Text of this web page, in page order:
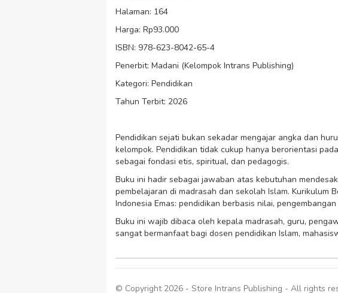
Halaman: 164
Harga: Rp93.000
ISBN: 978-623-8042-65-4
Penerbit: Madani (Kelompok Intrans Publishing)
Kategori: Pendidikan
Tahun Terbit: 2026
Pendidikan sejati bukan sekadar mengajar angka dan
kelompok. Pendidikan tidak cukup hanya berorientasi
sebagai fondasi etis, spiritual, dan pedagogis.
Buku ini hadir sebagai jawaban atas kebutuhan
pembelajaran di madrasah dan sekolah Islam. Kurikulum
Indonesia Emas: pendidikan berbasis nilai,
Buku ini wajib dibaca oleh kepala madrasah, guru,
sangat bermanfaat bagi dosen pendidikan Islam,
© Copyright 2026 - Store Intrans Publishing - All rights